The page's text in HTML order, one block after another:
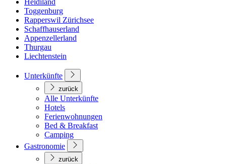
Heidiland
Toggenburg
Rapperswil Zürichsee
Schaffhauserland
Appenzellerland
Thurgau
Liechtenstein
Unterkünfte
zurück
Alle Unterkünfte
Hotels
Ferienwohnungen
Bed & Breakfast
Camping
Gastronomie
zurück